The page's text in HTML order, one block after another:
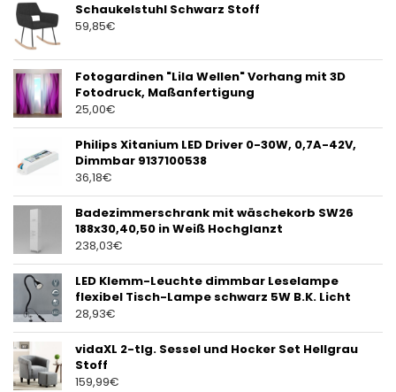
Schaukelstuhl Schwarz Stoff
59,85€
Fotogardinen "Lila Wellen" Vorhang mit 3D
Fotodruck, Maßanfertigung
25,00€
Philips Xitanium LED Driver 0-30W, 0,7A-42V,
Dimmbar 9137100538
36,18€
Badezimmerschrank mit wäschekorb SW26
188x30,40,50 in Weiß Hochglanzt
238,03€
LED Klemm-Leuchte dimmbar Leselampe
flexibel Tisch-Lampe schwarz 5W B.K. Licht
28,93€
vidaXL 2-tlg. Sessel und Hocker Set Hellgrau
Stoff
159,99€